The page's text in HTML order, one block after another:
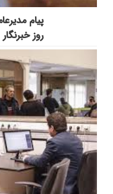
پیام
روز خبرنگار